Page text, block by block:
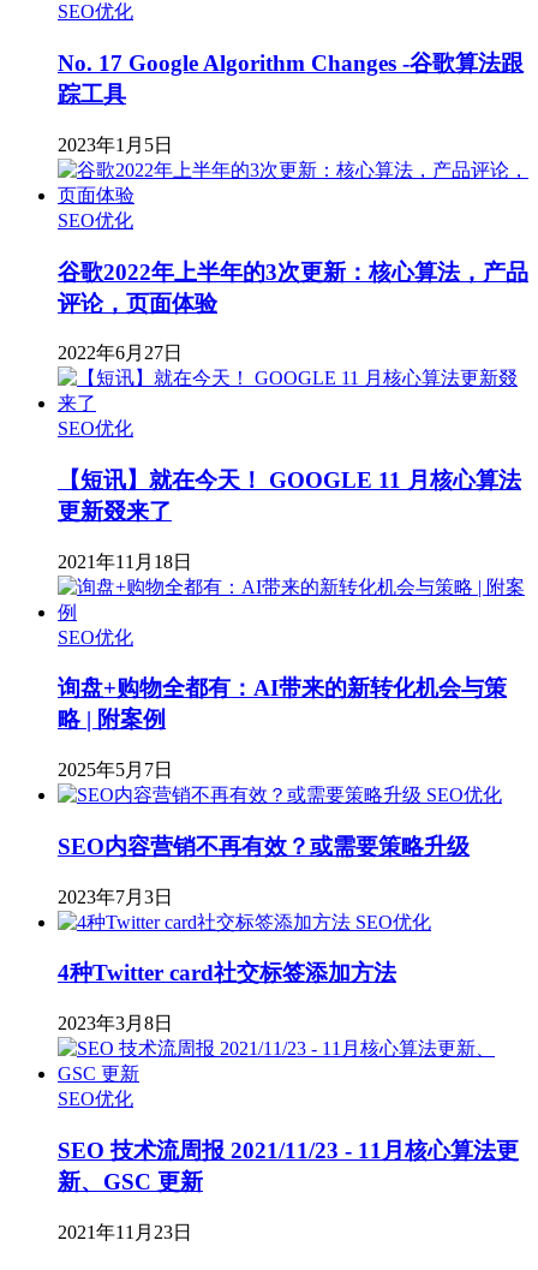
SEO优化
No. 17 Google Algorithm Changes -谷歌算法跟
踪工具
2023年1月5日
SEO优化
谷歌2022年上半年的3次更新：核心算法，产品
评论，页面体验
2022年6月27日
SEO优化
【短讯】就在今天！ GOOGLE 11 月核心算法
更新叕来了
2021年11月18日
SEO优化
询盘+购物全都有：AI带来的新转化机会与策
略 | 附案例
2025年5月7日
SEO优化
SEO内容营销不再有效？或需要策略升级
2023年7月3日
SEO优化
4种Twitter card社交标签添加方法
2023年3月8日
SEO优化
SEO 技术流周报 2021/11/23 - 11月核心算法更
新、GSC 更新
2021年11月23日